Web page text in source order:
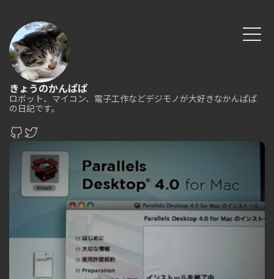
きょうのかんぱぱ
ロボット、マイコン、電子工作などデジモノが大好きなかんぱぱ
の日記です。